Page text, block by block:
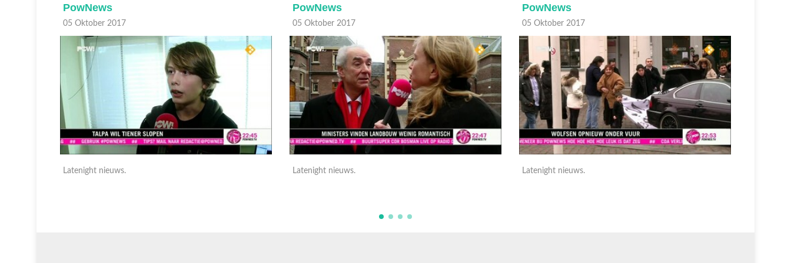
PowNews
05 Oktober 2017
Latenight nieuws.
PowNews
05 Oktober 2017
Latenight nieuws.
PowNews
05 Oktober 2017